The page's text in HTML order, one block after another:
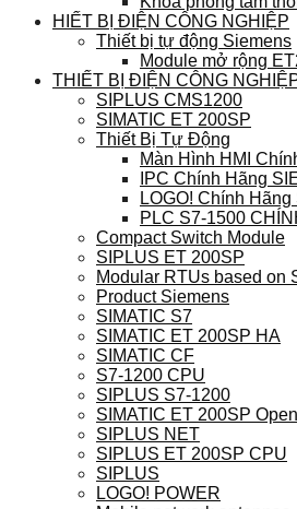
HIẾT BỊ ĐIỆN CÔNG NGHIỆP
Thiết bị tự động Siemens
Module mở rộng
THIẾT BỊ ĐIỆN CÔNG
SIPLUS CMS1200
SIMATIC ET 200SP
Thiết Bị Tự Động
Màn Hình HMI
IPC Chính Hãng
LOGO! Chính
PLC S7-1500
Compact Switch Module
SIPLUS ET 200SP
Modular RTUs based on
Product Siemens
SIMATIC S7
SIMATIC ET 200SP HA
SIMATIC CF
S7-1200 CPU
SIPLUS S7-1200
SIMATIC ET 200SP
SIPLUS NET
SIPLUS ET 200SP CPU
SIPLUS
LOGO! POWER